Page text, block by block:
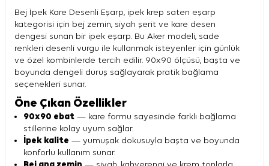
Bej İpek Kare Desenli Eşarp, ipek krep saten eşarp
kategorisi için bej zemin, siyah şerit ve kare desen
dengesi sunan bir ipek eşarp. Bu Aker modeli, sade
renkleri desenli vurgu ile kullanmak isteyenler için günlük
ve özel kombinlerde tercih edilir. 90x90 ölçüsü, başta ve
boyunda dengeli duruş sağlayarak pratik bağlama
seçenekleri sunar.
Öne Çıkan Özellikler
90x90 ebat — kare formu sayesinde farklı bağlama
stillerine kolay uyum sağlar.
İpek kalite — yumuşak dokusuyla başta ve boyunda
konforlu kullanım sunar.